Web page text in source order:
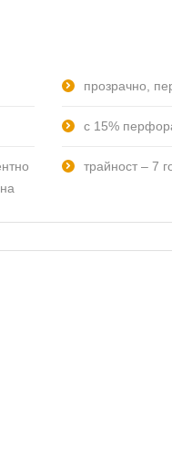
прозрачно,
с 15%
трайност – 7